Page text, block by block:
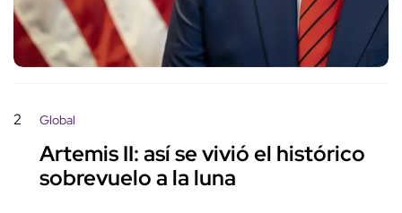
2 Global
Artemis II: así se vivió el histórico
sobrevuelo a la luna